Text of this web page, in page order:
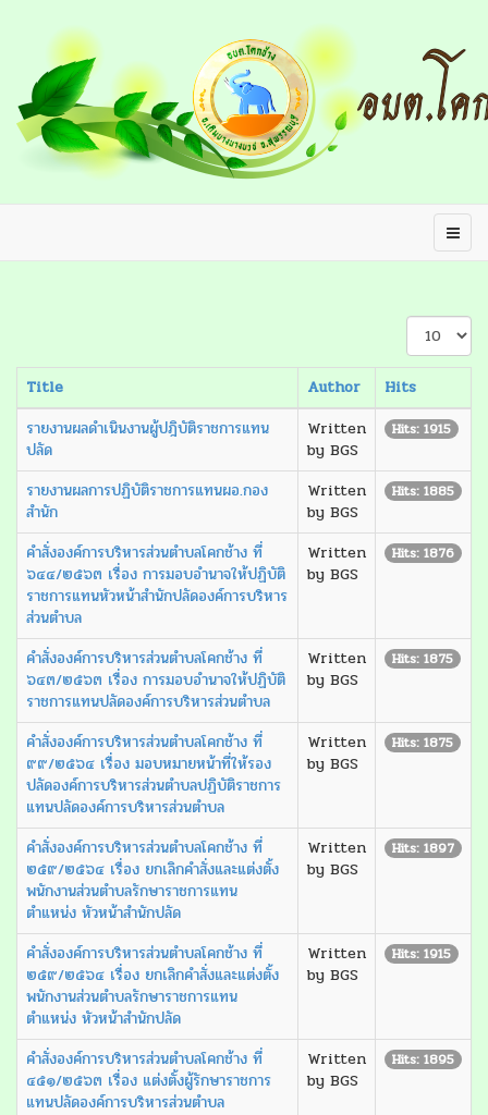
Display
#
Title
Author
Hits
รายงานผลดำเนินงานผู้ปฎิบัติราชการแทน
ปลัด
Written
by BGS
Hits: 1915
รายงานผลการปฏิบัติราชการแทนผอ.กอง
สำนัก
Written
by BGS
Hits: 1885
คำสั่งองค์การบริหารส่วนตำบลโคกช้าง ที่
๖๔๔/๒๕๖๓ เรื่อง การมอบอำนาจให้ปฏิบัติ
ราชการแทนหัวหน้าสำนักปลัดองค์การบริหาร
ส่วนตำบล
Written
by BGS
Hits: 1876
คำสั่งองค์การบริหารส่วนตำบลโคกช้าง ที่
๖๔๓/๒๕๖๓ เรื่อง การมอบอำนาจให้ปฏิบัติ
ราชการแทนปลัดองค์การบริหารส่วนตำบล
Written
by BGS
Hits: 1875
คำสั่งองค์การบริหารส่วนตำบลโคกช้าง ที่
๙๙/๒๕๖๔ เรื่อง มอบหมายหน้าที่ให้รอง
ปลัดองค์การบริหารส่วนตำบลปฏิบัติราชการ
แทนปลัดองค์การบริหารส่วนตำบล
Written
by BGS
Hits: 1875
คำสั่งองค์การบริหารส่วนตำบลโคกช้าง ที่
๒๕๙/๒๕๖๔ เรื่อง ยกเลิกคำสั่งและแต่งตั้ง
พนักงานส่วนตำบลรักษาราชการแทน
ตำแหน่ง หัวหน้าสำนักปลัด
Written
by BGS
Hits: 1897
คำสั่งองค์การบริหารส่วนตำบลโคกช้าง ที่
๒๕๙/๒๕๖๔ เรื่อง ยกเลิกคำสั่งและแต่งตั้ง
พนักงานส่วนตำบลรักษาราชการแทน
ตำแหน่ง หัวหน้าสำนักปลัด
Written
by BGS
Hits: 1915
คำสั่งองค์การบริหารส่วนตำบลโคกช้าง ที่
๔๕๑/๒๕๖๓ เรื่อง แต่งตั้งผู้รักษาราชการ
แทนปลัดองค์การบริหารส่วนตำบล
Written
by BGS
Hits: 1895